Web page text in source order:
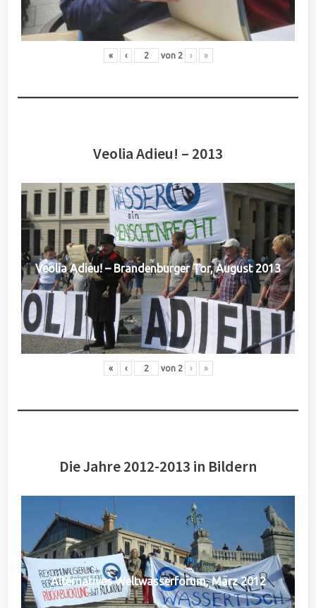
« ‹ von 2 › »
Veolia Adieu! – 2013
Veolia Adieu! – Brandenburger Tor, August 2013
« ‹ von 2 › »
Die Jahre 2012-2013 in Bildern
Alternatives Weltwasserforum, März 2012